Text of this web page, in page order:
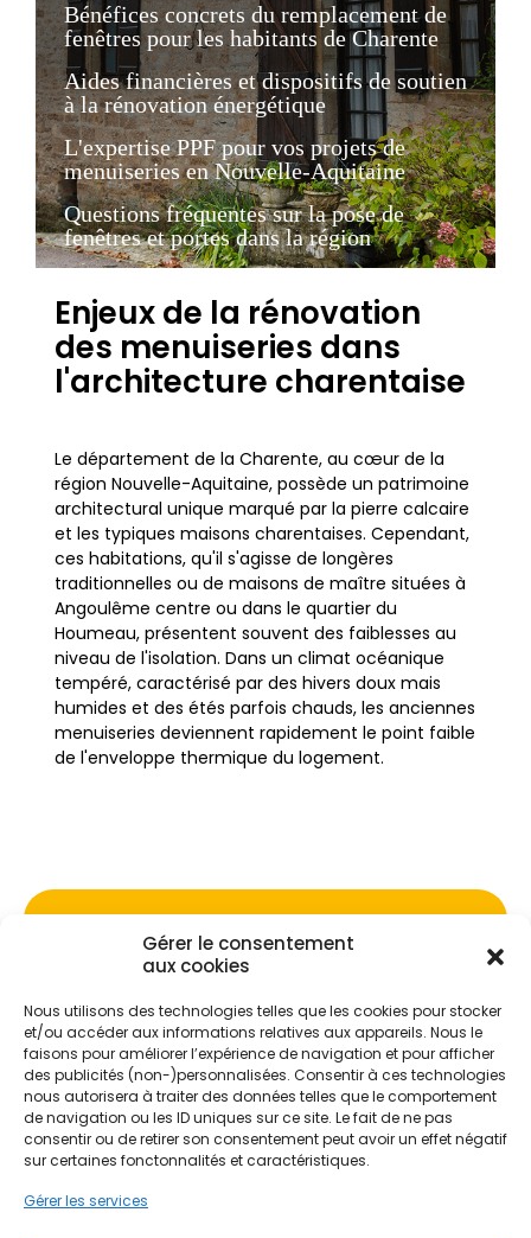
Gérer le consentement
aux cookies
Nous utilisons des technologies telles que les cookies pour stocker
et/ou accéder aux informations relatives aux appareils. Nous le
faisons pour améliorer l’expérience de navigation et pour afficher
des publicités (non-)personnalisées. Consentir à ces technologies
nous autorisera à traiter des données telles que le comportement
de navigation ou les ID uniques sur ce site. Le fait de ne pas
consentir ou de retirer son consentement peut avoir un effet négatif
sur certaines fonctonnalités et caractéristiques.
Gérer les services
Bénéfices concrets du remplacement de
fenêtres pour les habitants de Charente
Aides financières et dispositifs de soutien
à la rénovation énergétique
L'expertise PPF pour vos projets de
menuiseries en Nouvelle-Aquitaine
Questions fréquentes sur la pose de
fenêtres et portes dans la région
Enjeux de la rénovation
des menuiseries dans
l'architecture charentaise
Le département de la Charente, au cœur de la
région Nouvelle-Aquitaine, possède un patrimoine
architectural unique marqué par la pierre calcaire
et les typiques maisons charentaises. Cependant,
ces habitations, qu'il s'agisse de longères
traditionnelles ou de maisons de maître situées à
Angoulême centre ou dans le quartier du
Houmeau, présentent souvent des faiblesses au
niveau de l'isolation. Dans un climat océanique
tempéré, caractérisé par des hivers doux mais
humides et des étés parfois chauds, les anciennes
menuiseries deviennent rapidement le point faible
de l'enveloppe thermique du logement.
biens immobiliers. Les déperditions de chaleur par
les vitrages et les cadres mal isolés peuvent être
significatives, impactant directement le confort
des occupants et le budget énergétique. Pour les
centre, rénover ses menuiseries n'est pas
seulement une question d'esthétique, c'est une
nécessité technique pour adapter le logement
aux standards de confort actuels tout en
préservant le charme de la pierre locale.
traiter efficacement les problèmes d'infiltrations
Ne passez pas à côté de vos
aides !
Faites vite, les budgets
MaPrimeRénov' sont annuels et
limités. Les dossiers sont traités
par ordre d'arrivée.
Contactez-nous maintenant
pour maximiser vos aides !